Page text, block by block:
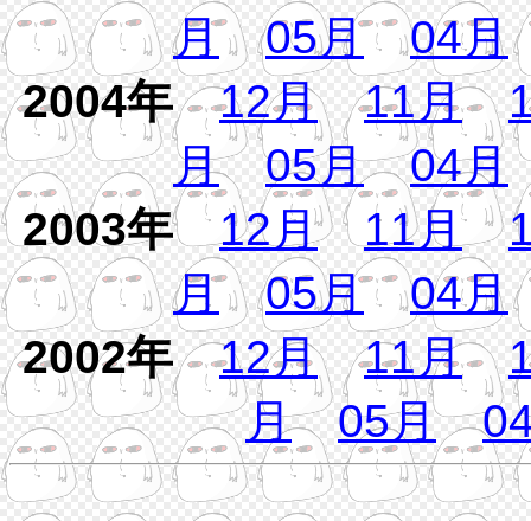
月
05月
04月
2004年12月 11月
月
05月
04月
2003年12月 11月
月
05月
04月
2002年12月 11月
月
05月